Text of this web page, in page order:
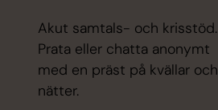
Akut samtals- och krisstöd.
Prata eller chatta anonymt
med en präst på kvällar och
nätter.